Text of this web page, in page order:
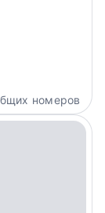
и напитков
номеров